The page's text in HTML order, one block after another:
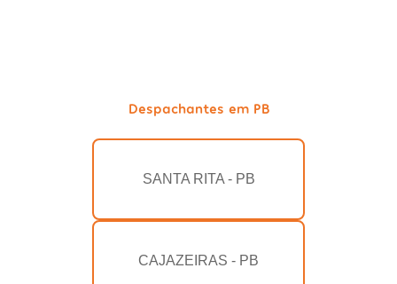
Despachantes em PB
SANTA RITA - PB
CAJAZEIRAS - PB